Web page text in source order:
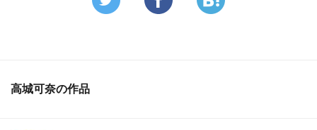
高城可奈の作品